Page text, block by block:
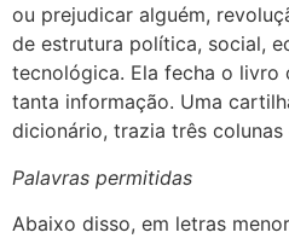
ou prejudicar alguém,
de estrutura política, social,
tecnológica. Ela fecha o
tanta informação. Uma
dicionário, trazia três
Palavras permitidas
Abaixo disso, em letras